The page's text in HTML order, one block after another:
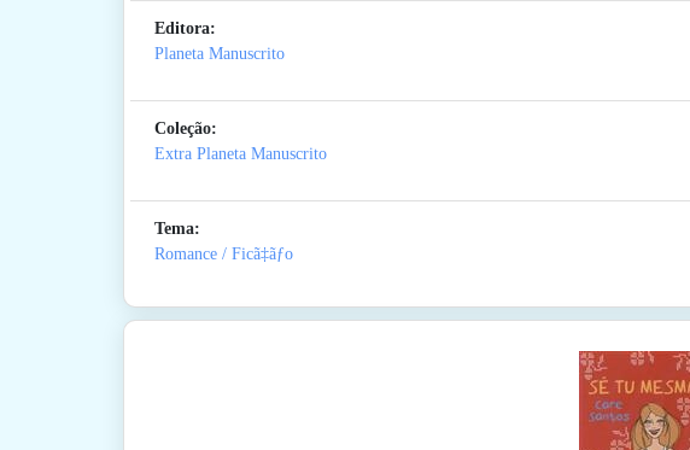
Editora:
Planeta Manuscrito
Coleção:
Extra Planeta Manuscrito
Tema:
Romance / Ficã‡ãƒo